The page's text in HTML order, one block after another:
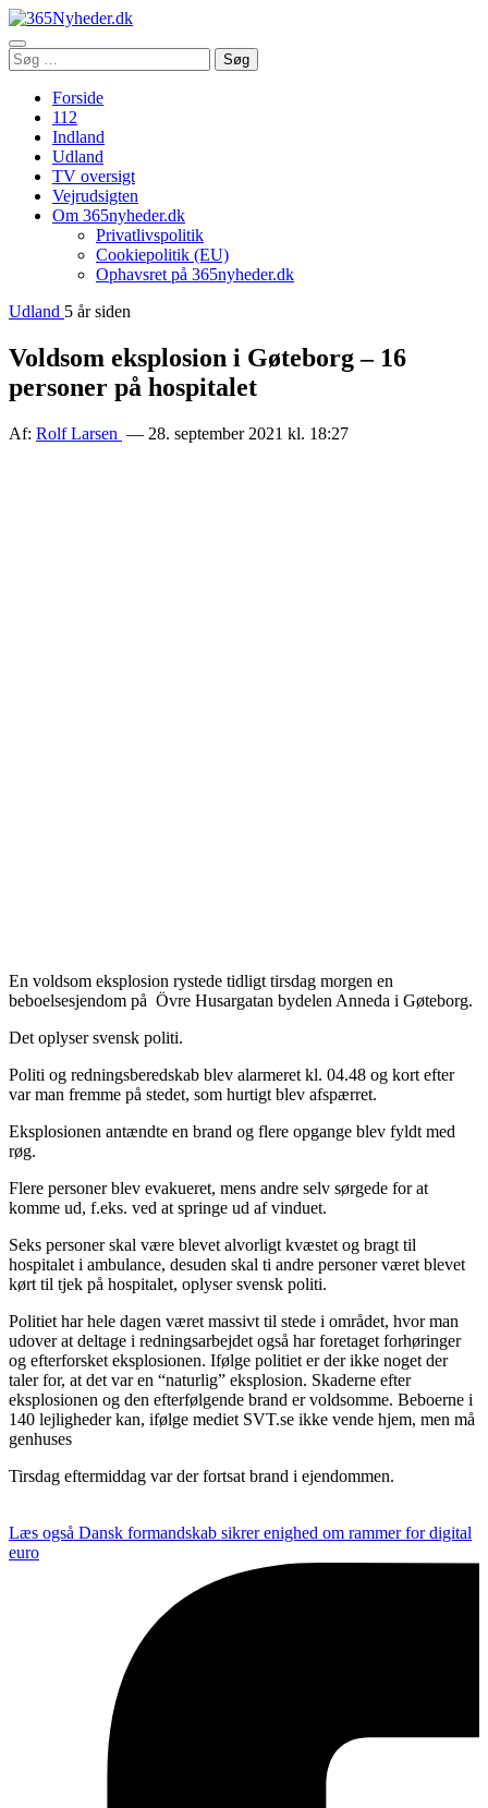
Åbn
menu
Søg
efter:
Søg
Forside
112
Indland
Udland
TV oversigt
Vejrudsigten
Om 365nyheder.dk
Privatlivspolitik
Cookiepolitik (EU)
Ophavsret på 365nyheder.dk
Udland 5 år siden
Voldsom eksplosion i Gøteborg – 16
personer på hospitalet
Af: Rolf Larsen — 28. september 2021 kl. 18:27
En voldsom eksplosion rystede tidligt tirsdag morgen en
beboelsesjendom på Övre Husargatan bydelen Anneda i Gøteborg.
Det oplyser svensk politi.
Politi og redningsberedskab blev alarmeret kl. 04.48 og kort efter
var man fremme på stedet, som hurtigt blev afspærret.
Eksplosionen antændte en brand og flere opgange blev fyldt med
røg.
Flere personer blev evakueret, mens andre selv sørgede for at
komme ud, f.eks. ved at springe ud af vinduet.
Seks personer skal være blevet alvorligt kvæstet og bragt til
hospitalet i ambulance, desuden skal ti andre personer været blevet
kørt til tjek på hospitalet, oplyser svensk politi.
Politiet har hele dagen været massivt til stede i området, hvor man
udover at deltage i redningsarbejdet også har foretaget forhøringer
og efterforsket eksplosionen. Ifølge politiet er der ikke noget der
taler for, at det var en “naturlig” eksplosion. Skaderne efter
eksplosionen og den efterfølgende brand er voldsomme. Beboerne i
140 lejligheder kan, ifølge mediet SVT.se ikke vende hjem, men må
genhuses
Tirsdag eftermiddag var der fortsat brand i ejendommen.
Læs også Dansk formandskab sikrer enighed om rammer for digital
euro